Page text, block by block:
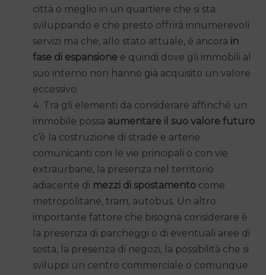
città o meglio in un quartiere che si sta
sviluppando e che presto offrirà innumerevoli
servizi ma che, allo stato attuale, è ancora in
fase di espansione e quindi dove gli immobili al
suo interno non hanno già acquisito un valore
eccessivo.
Tra gli elementi da considerare affinché un
immobile possa aumentare il suo valore futuro
c’è la costruzione di strade e arterie
comunicanti con le vie principali o con vie
extraurbane, la presenza nel territorio
adiacente di mezzi di spostamento come
metropolitane, tram, autobus. Un altro
importante fattore che bisogna considerare è
la presenza di parcheggi o di eventuali aree di
sosta, la presenza di negozi, la possibilità che si
sviluppi un centro commerciale o comunque